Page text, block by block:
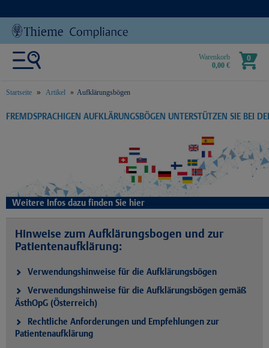
Warenkorb
0,00 €
0
Startseite Artikel Aufklärungsbögen
text.skipToContent
text.skipToNavigation
FREMDSPRACHIGEN AUFKLÄRUNGSBÖGEN UNTERSTÜTZEN SIE BEI
Weitere Infos dazu finden Sie hier
Hinweise zum Aufklärungsbogen und zur
Patientenaufklärung:
Verwendungshinweise für die Aufklärungsbögen
Verwendungshinweise für die Aufklärungsbögen gemäß
ÄsthOpG (Österreich)
Rechtliche Anforderungen und Empfehlungen zur
Patientenaufklärung